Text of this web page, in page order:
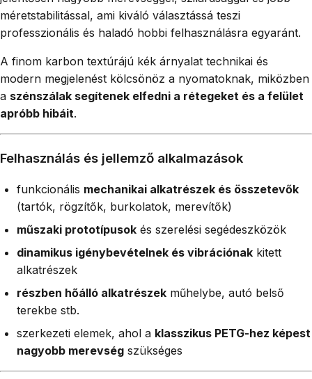
méretstabilitással, ami kiváló választássá teszi
professzionális és haladó hobbi felhasználásra egyaránt.
A finom karbon textúrájú kék árnyalat technikai és
modern megjelenést kölcsönöz a nyomatoknak, miközben
a szénszálak segítenek elfedni a rétegeket és a felület
apróbb hibáit.
Felhasználás és jellemző alkalmazások
funkcionális mechanikai alkatrészek és összetevők
(tartók, rögzítők, burkolatok, merevítők)
műszaki prototípusok és szerelési segédeszközök
dinamikus igénybevételnek és vibrációnak kitett
alkatrészek
részben hőálló alkatrészek műhelybe, autó belső
terekbe stb.
szerkezeti elemek, ahol a klasszikus PETG-hez képest
nagyobb merevség szükséges